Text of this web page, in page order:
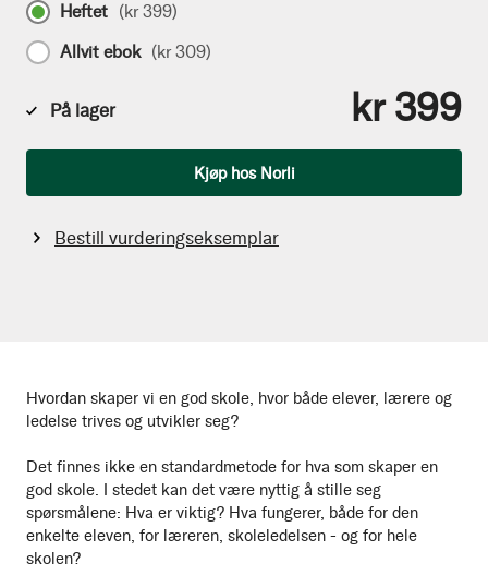
Hvordan skaper vi en god skole, hvor både elever, lærere og
ledelse trives og utvikler seg?
Det finnes ikke en standardmetode for hva som skaper en
god skole. I stedet kan det være nyttig å stille seg
spørsmålene: Hva er viktig? Hva fungerer, både for den
enkelte eleven, for læreren, skoleledelsen - og for hele
skolen?
Heftet (kr 399)
Allvit ebok (kr 309)
På lager kr 399
Kjøp hos Norli
Bestill vurderingseksemplar